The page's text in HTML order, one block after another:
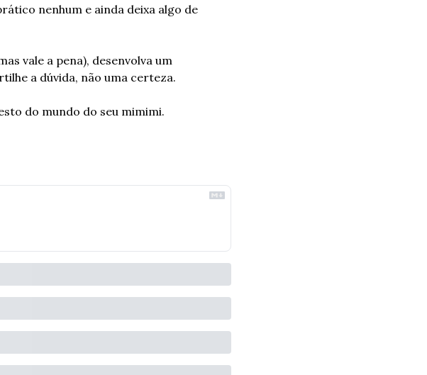
nenhum e ainda deixa algo de
vale a pena), desenvolva um
a dúvida, não uma certeza.
do mundo do seu mimimi.